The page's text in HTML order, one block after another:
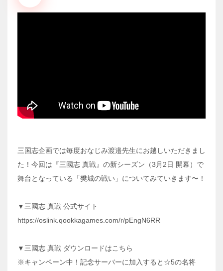
三国志企画では毎度おなじみ渡邉先生にお越しいただきまし
た！今回は『三國志 真戦』の新シーズン（3月2日 開幕）で
舞台となっている「樊城の戦い」についてみていきます〜！
▼三國志 真戦 公式サイト
https://oslink.qookkagames.com/r/pEngN6RR
▼三國志 真戦 ダウンロードはこちら
※キャンペーン中！記念サーバーに加入すると☆5の名将